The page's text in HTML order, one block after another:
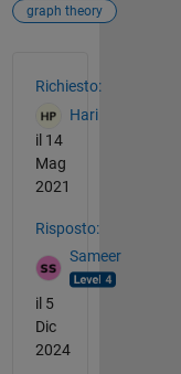
graph theory
Richiesto:
Hari
il 14
Mag
2021
Risposto:
Sameer
il 5
Dic
2024